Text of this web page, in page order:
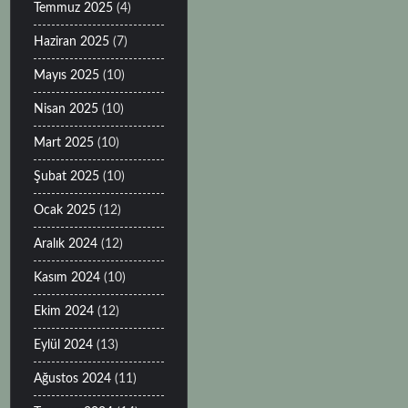
Temmuz 2025 (4)
Haziran 2025 (7)
Mayıs 2025 (10)
Nisan 2025 (10)
Mart 2025 (10)
Şubat 2025 (10)
Ocak 2025 (12)
Aralık 2024 (12)
Kasım 2024 (10)
Ekim 2024 (12)
Eylül 2024 (13)
Ağustos 2024 (11)